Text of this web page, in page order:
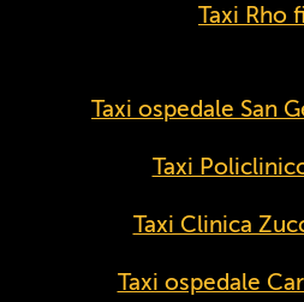
Taxi Rho
Taxi ospedale San
Taxi
Taxi Clinica
Taxi ospedale